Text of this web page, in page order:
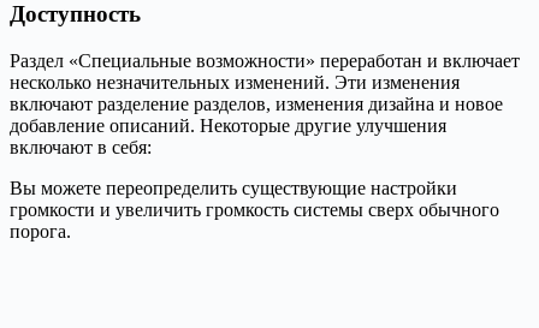
Доступность
Раздел «Специальные возможности» переработан и включает
несколько незначительных изменений. Эти изменения
включают разделение разделов, изменения дизайна и новое
добавление описаний. Некоторые другие улучшения
включают в себя:
Вы можете переопределить существующие настройки
громкости и увеличить громкость системы сверх обычного
порога.